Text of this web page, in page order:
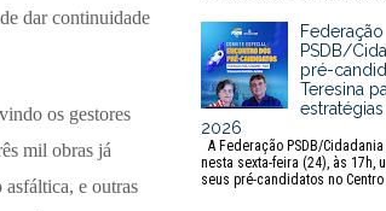
dar continuidade
os gestores
mil obras já
asfáltica, e outras
Federação
PSDB/
pré-
Teresina
2026
A Federação PSDB/
nesta sexta-feira (24), às 17h,
seus pré-candidatos no